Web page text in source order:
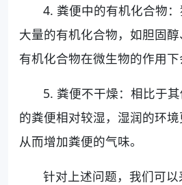
4. 粪便中的有机化合物
大量的有机化合物，如胆固
有机化合物在微生物的作用下
5. 粪便不干燥：相比于
的粪便相对较湿，湿润的环境
从而增加粪便的气味。
针对上述问题，我们可